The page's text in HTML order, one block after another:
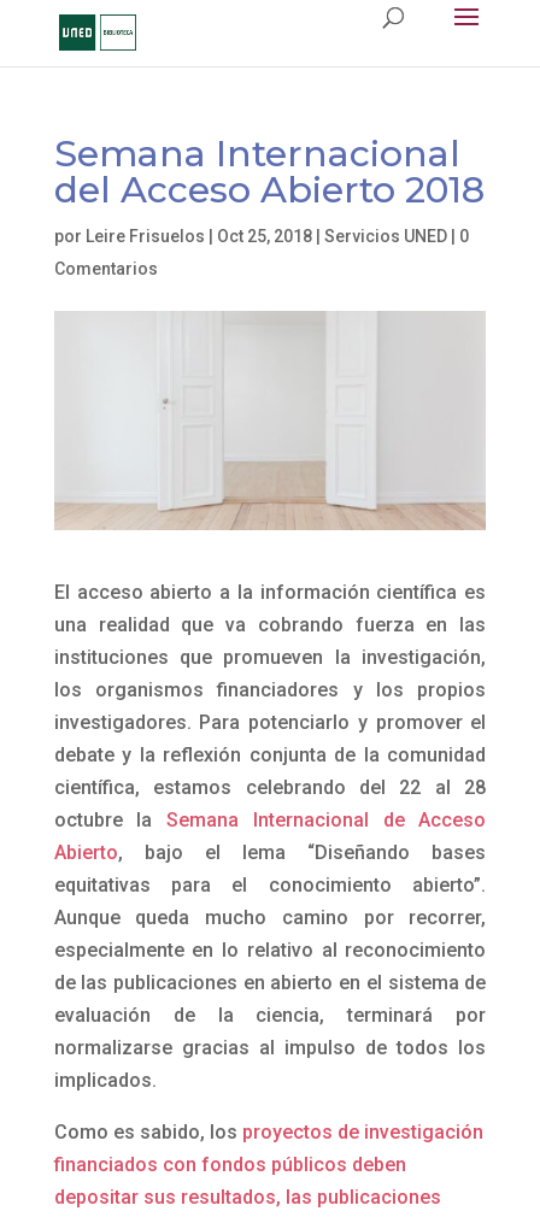
Semana Internacional
del Acceso Abierto 2018
por Leire Frisuelos Oct 25, 2018| Servicios UNED| 0
Comentarios
El acceso abierto a la información científica es
una realidad que va cobrando fuerza en las
instituciones que promueven la investigación,
los organismos financiadores y los propios
investigadores. Para potenciarlo y promover el
debate y la reflexión conjunta de la comunidad
científica, estamos celebrando del 22 al 28
octubre laSemana Internacional de Acceso
Abierto, bajo el lema “Diseñando bases
equitativas para el conocimiento abierto”.
Aunque queda mucho camino por recorrer,
especialmente en lo relativo al reconocimiento
de las publicaciones en abierto en el sistema de
evaluación de la ciencia, terminará por
normalizarse gracias al impulso de todos los
implicados.
Como es sabido, los proyectos de investigación
financiados con fondos públicos deben
depositar sus resultados, las publicaciones